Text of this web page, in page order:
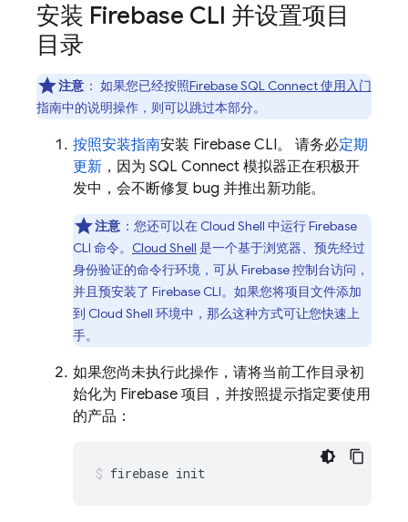
安装 Firebase CLI 并设置项目
目录
注意 ： 如果您已经按照Firebase SQL Connect使用入门
指南中的说明操作，则可以跳过本部分。
按照安装指南安装 Firebase CLI。 请务必定期
更新 ，因为 SQL Connect 模拟器正在积极开
发中，会不断修复 bug 并推出新功能。
注意 ：您还可以在 Cloud Shell 中运行Firebase
CLI 命令。 Cloud Shell 是一个基于浏览器、预先经过
身份验证的命令行环境，可从 Firebase控制台访问，
并且预安装了 Firebase CLI。如果您将项目文件添加
到 Cloud Shell 环境中，那么这种方式可让您快速上
手。
如果您尚未执行此操作，请将当前工作目录初
始化为 Firebase 项目，并按照提示指定要使用
的产品：
firebase init